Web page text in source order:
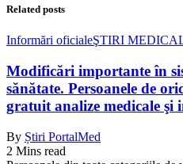
Related posts
Informări oficialeŞTIRI
Modificări importante în
sănătate. Persoanele de
gratuit analize medicale şi
By Știri PortalMed
2 Mins read